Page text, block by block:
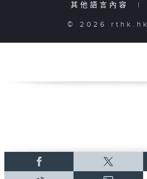
其他語言內容
|
© 2026 rthk.hk